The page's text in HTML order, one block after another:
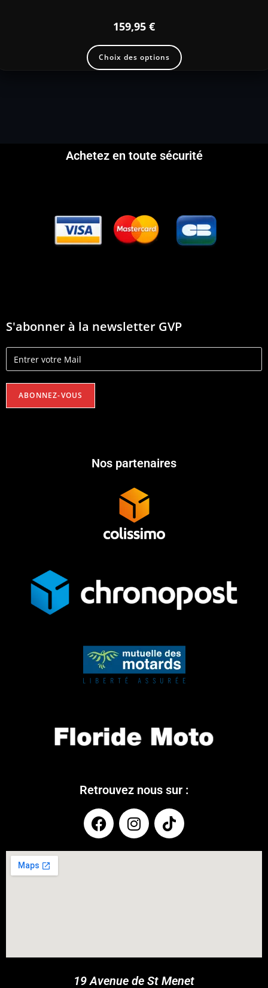
159,95 €
Choix des options
Achetez en toute sécurité
S'abonner à la newsletter GVP
Nos partenaires
Retrouvez nous sur :
19 Avenue de St Menet